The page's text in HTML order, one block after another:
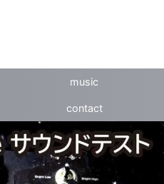
music
contact